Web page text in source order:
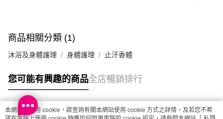
取。逾期會取消訂單，並不會安排重寄
商品相關分類 (1)
沐浴及身體護理 身體護理 止汗香體
您可能有興趣的商品全店暢銷排行
本網站中使用 cookie，欲查詢有關本網站使用 cookie 方式之詳情，及若您不希